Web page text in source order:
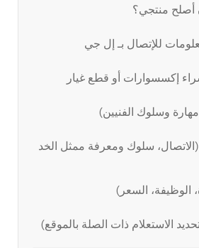
أصلح منتجي؟
للإتصال بـ إل جي
إكسسوارات أو قطع غيار
وسلوك الفنيين)
(الاتصال، سلوك ومعرفة ممثل الخد
الوظيفة، السعر)
الاستعلام ذات الصلة بالموقع)